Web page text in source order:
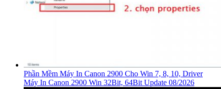
Phần Mềm Máy In Canon 2900 Cho Win 7, 8, 10, Driver
Máy In Canon 2900 Win 32Bit, 64Bit Update 08/2026